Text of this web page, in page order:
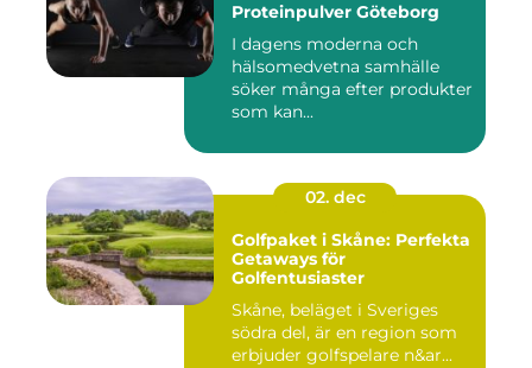
Proteinpulver Göteborg
I dagens moderna och
hälsomedvetna samhälle
söker många efter produkter
som kan...
02. dec
Golfpaket i Skåne: Perfekta
Getaways för
Golfentusiaster
Skåne, beläget i Sveriges
södra del, är en region som
erbjuder golfspelare n&ar...